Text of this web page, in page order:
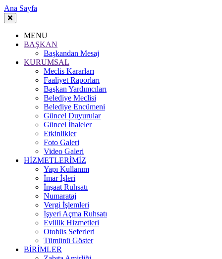
Ana Sayfa
MENU
BAŞKAN
Başkandan Mesaj
KURUMSAL
Meclis Kararları
Faaliyet Raporları
Başkan Yardımcıları
Belediye Meclisi
Belediye Encümeni
Güncel Duyurular
Güncel İhaleler
Etkinlikler
Foto Galeri
Video Galeri
HİZMETLERİMİZ
Yapı Kullanım
İmar İşleri
İnşaat Ruhsatı
Numarataj
Vergi İşlemleri
İşyeri Açma Ruhsatı
Evlilik Hizmetleri
Otobüs Seferleri
Tümünü Göster
BİRİMLER